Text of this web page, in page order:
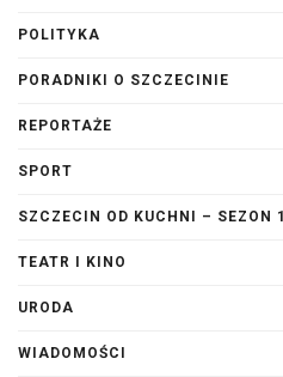
POLITYKA
PORADNIKI O SZCZECINIE
REPORTAŻE
SPORT
SZCZECIN OD KUCHNI – SEZON 1
TEATR I KINO
URODA
WIADOMOŚCI